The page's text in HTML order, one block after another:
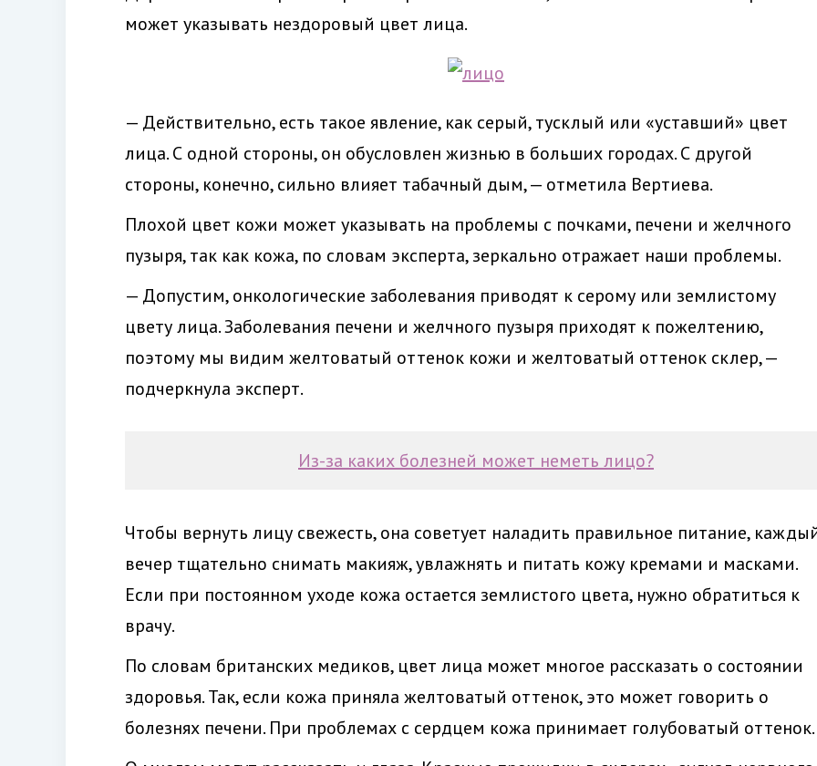
может указывать нездоровый цвет лица.
— Действительно, есть такое явление, как серый, тусклый или «уставший» цвет
лица. С одной стороны, он обусловлен жизнью в больших городах. С другой
стороны, конечно, сильно влияет табачный дым, — отметила Вертиева.
Плохой цвет кожи может указывать на проблемы с почками, печени и желчного
пузыря, так как кожа, по словам эксперта, зеркально отражает наши проблемы.
— Допустим, онкологические заболевания приводят к серому или землистому
цвету лица. Заболевания печени и желчного пузыря приходят к пожелтению,
поэтому мы видим желтоватый оттенок кожи и желтоватый оттенок склер, —
подчеркнула эксперт.
Из-за каких болезней может неметь лицо?
Чтобы вернуть лицу свежесть, она советует наладить правильное питание,
вечер тщательно снимать макияж, увлажнять и питать кожу кремами и масками.
Если при постоянном уходе кожа остается землистого цвета, нужно обратиться к
врачу.
По словам британских медиков, цвет лица может многое рассказать о состоянии
здоровья. Так, если кожа приняла желтоватый оттенок, это может говорить о
болезнях печени. При проблемах с сердцем кожа принимает голубоватый оттенок.